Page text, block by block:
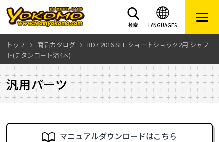
LANGUAGES
検索
トップ 商品カタログ
BD7 2016 SLF ショートショック2用 シャフ
ト(チタンコート済4本)
汎用パーツ
マニュアルダウンロードはこちら